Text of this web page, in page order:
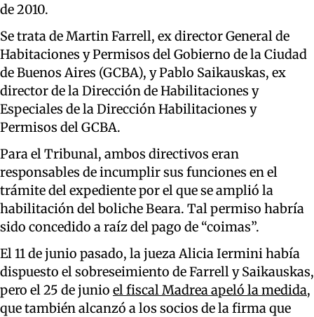
de 2010.
Se trata de Martin Farrell, ex director General de
Habitaciones y Permisos del Gobierno de la Ciudad
de Buenos Aires (GCBA), y Pablo Saikauskas, ex
director de la Dirección de Habilitaciones y
Especiales de la Dirección Habilitaciones y
Permisos del GCBA.
Para el Tribunal, ambos directivos eran
responsables de incumplir sus funciones en el
trámite del expediente por el que se amplió la
habilitación del boliche Beara. Tal permiso habría
sido concedido a raíz del pago de “coimas”.
El 11 de junio pasado, la jueza Alicia Iermini había
dispuesto el sobreseimiento de Farrell y Saikauskas,
pero el 25 de junio el fiscal Madrea apeló la medida,
que también alcanzó a los socios de la firma que